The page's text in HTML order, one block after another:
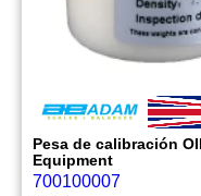
Pesa de calibración
Equipment
700100007